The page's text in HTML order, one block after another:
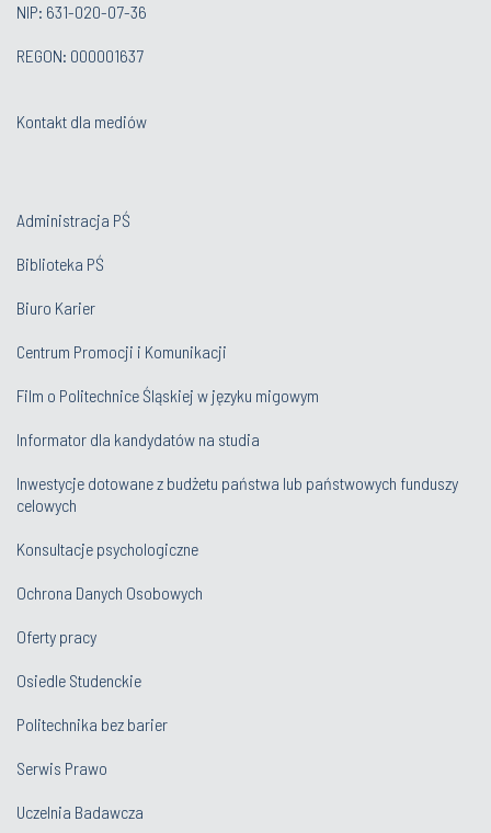
NIP: 631-020-07-36
REGON: 000001637
Kontakt dla mediów
Administracja PŚ
Biblioteka PŚ
Biuro Karier
Centrum Promocji i Komunikacji
Film o Politechnice Śląskiej w języku migowym
Informator dla kandydatów na studia
Inwestycje dotowane z budżetu państwa lub państwowych funduszy
celowych
Konsultacje psychologiczne
Ochrona Danych Osobowych
Oferty pracy
Osiedle Studenckie
Politechnika bez barier
Serwis Prawo
Uczelnia Badawcza